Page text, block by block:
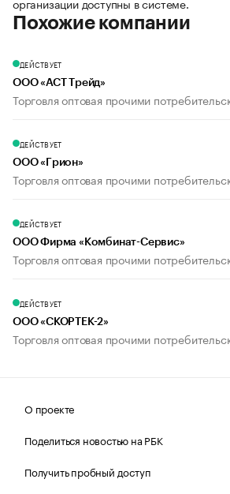
организации доступны в системе.
Похожие компании
ДЕЙСТВУЕТ
ООО «АСТ Трейд»
Торговля оптовая прочими
ДЕЙСТВУЕТ
ООО «Грион»
Торговля оптовая прочими
ДЕЙСТВУЕТ
ООО Фирма «Комбинат-Сервис»
Торговля оптовая прочими
ДЕЙСТВУЕТ
ООО «СКОРТЕК-2»
Торговля оптовая прочими
О проекте
Поделиться новостью на РБК
Получить пробный доступ